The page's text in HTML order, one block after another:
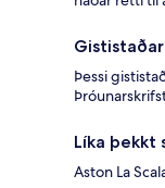
Þessi
Líka þekkt
Aston La